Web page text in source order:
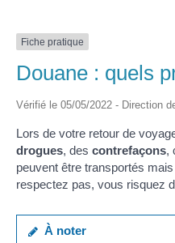
Fiche pratique
Douane : quels
Vérifié le 05/05/2022 - Direction
Lors de votre retour de
drogues, des contrefaçons,
peuvent être transportés
respectez pas, vous risquez
À noter